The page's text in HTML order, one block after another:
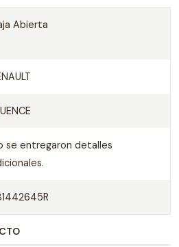
Abierta
se entregaron detalles